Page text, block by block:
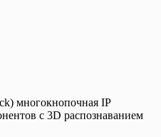
многокнопочная IP
с 3D распознаванием